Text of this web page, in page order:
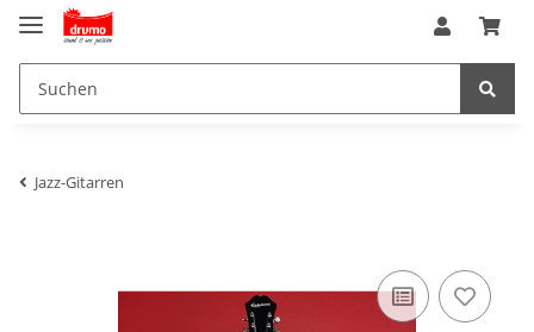
Jazz-Gitarren